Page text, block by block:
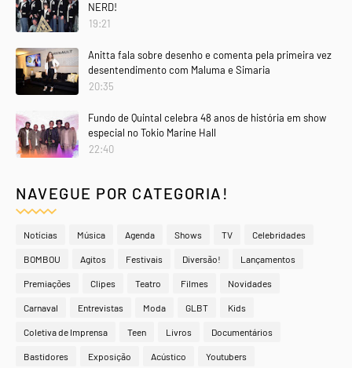
NERD!
19:21
Anitta fala sobre desenho e comenta pela primeira vez
desentendimento com Maluma e Simaria
20:35
Fundo de Quintal celebra 48 anos de história em show
especial no Tokio Marine Hall
22:40
NAVEGUE POR CATEGORIA!
Notícias Música Agenda Shows TV Celebridades
BOMBOU Agitos Festivais Diversão! Lançamentos
Premiações Clipes Teatro Filmes Novidades
Carnaval Entrevistas Moda GLBT Kids
Coletiva de Imprensa Teen Livros Documentários
Bastidores Exposição Acústico Youtubers